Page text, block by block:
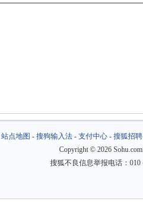
站点地图 - 搜狗输入法- 支付中心- 搜狐招聘
Copyright © 2026
搜狐不良信息举报电话：010